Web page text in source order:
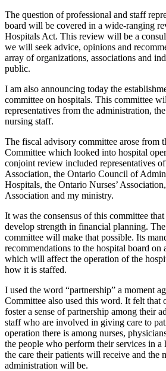
The question of professional and staff
board will be covered in a wide-ranging
Hospitals Act. This review will be a
we will seek advice, opinions and
array of organizations, associations and
public.
I am also announcing today the
committee on hospitals. This committee
representatives from the administration,
nursing staff.
The fiscal advisory committee arose from
Committee which looked into hospital
conjoint review included representatives
Association, the Ontario Council of
Hospitals, the Ontario Nurses’
Association and my ministry.
It was the consensus of this committee
develop strength in financial planning.
committee will make that possible. Its
recommendations to the hospital board on
which will affect the operation of the
how it is staffed.
I used the word “partnership” a moment
Committee also used this word. It felt that
foster a sense of partnership among their
staff who are involved in giving care to
operation there is among nurses,
the people who perform their services in a
the care their patients will receive and the
administration will be.